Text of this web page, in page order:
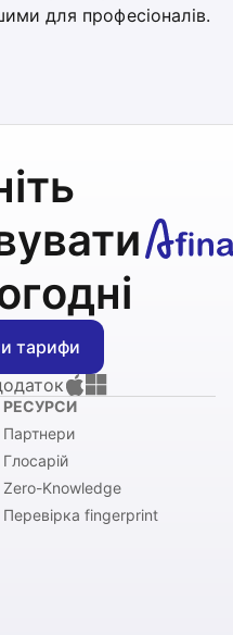
для професіоналів.
тарифи
РЕСУРСИ
Партнери
Глосарій
Zero-Knowledge
Перевірка fingerprint